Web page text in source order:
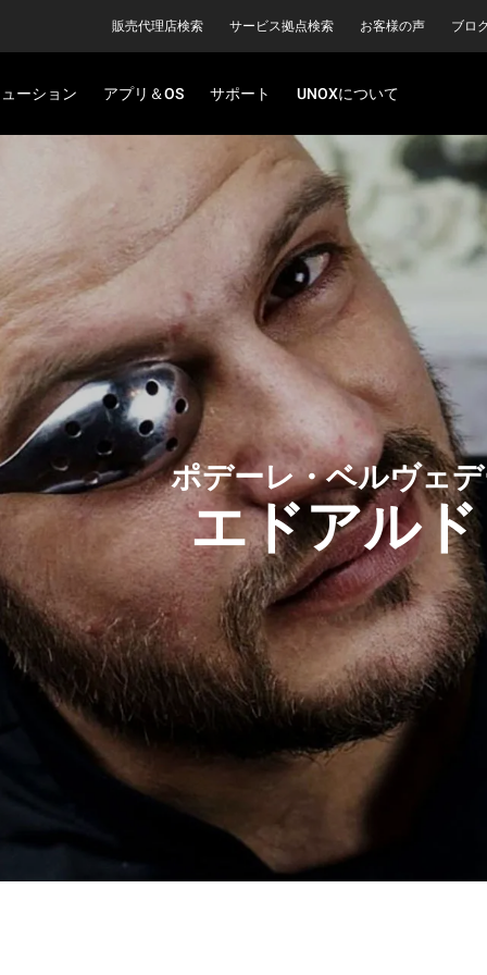
販売代理店検索 サービス拠点検索 お客様の声 ブロ
ーション アプリ＆OS サポート UNOXについて
ポデーレ・ベルヴェ
エドアル